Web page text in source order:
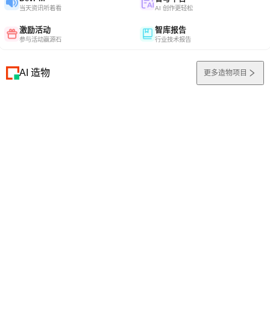
当天资讯听着看 AI 创作更轻松
激励活动
参与活动赢源石
智库报告
行业技术报告
AI 造物 更多造物项目